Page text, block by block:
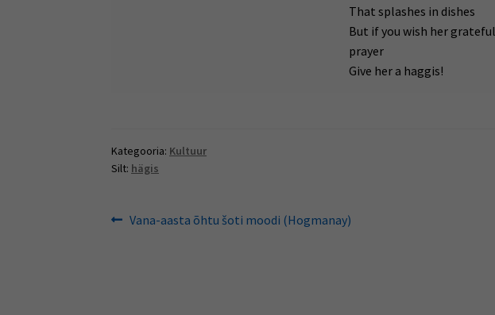
That splashes in dishes
But if you wish her grateful
prayer
Give her a haggis!
Kategooria: Kultuur
Silt: hägis
Navigeerimine
Eelmine
Vana-aasta õhtu šoti moodi (Hogmanay)